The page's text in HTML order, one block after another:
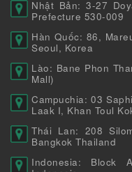
Nhật Bản: 3-27
Prefecture 530-009
Hàn Quốc: 86,
Seoul, Korea
Lào: Bane Phon
Mall)
Campuchia: 03
Laak I, Khan Toul
Thái Lan: 208
Bangkok Thailand
Indonesia: Block